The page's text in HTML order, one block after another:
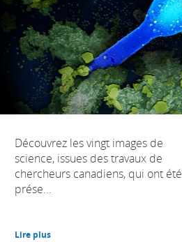
Découvrez les vingt images de
science, issues des travaux de
chercheurs canadiens, qui ont été
prése...
Lire plus